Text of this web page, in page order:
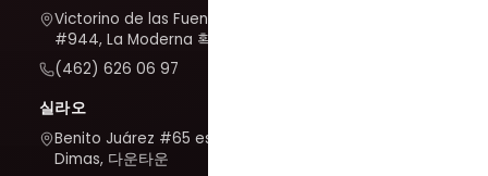
Victorino de las Fuentes
#944, La Moderna 확장
(462) 626 06 97
실라오
Benito Juárez #65 esq. San
Dimas, 다운타운